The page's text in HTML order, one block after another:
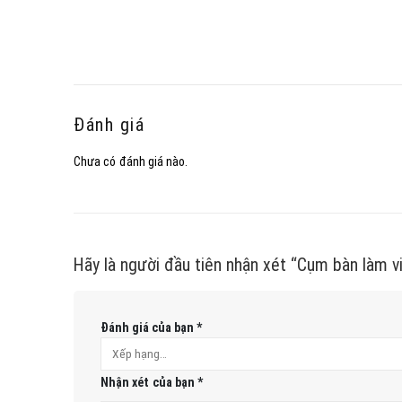
Đánh giá
Chưa có đánh giá nào.
Hãy là người đầu tiên nhận xét “Cụm bàn làm
Đánh giá của bạn *
Nhận xét của bạn*